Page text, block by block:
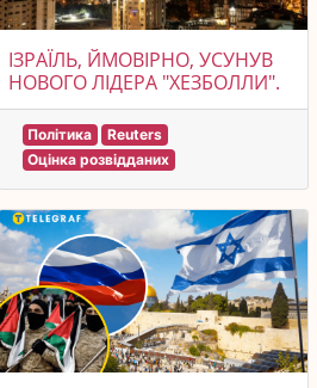
ІЗРАЇЛЬ, ЙМОВІРНО, УСУНУВ
НОВОГО ЛІДЕРА "ХЕЗБОЛЛИ".
Політика
Reuters
Оцінка розвідданих